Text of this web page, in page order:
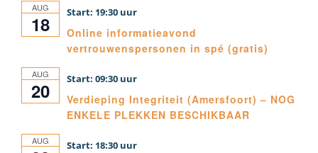
AUG
18 19:30
Online informatieavond
vertrouwenspersonen in spé (gratis)
AUG
20 09:30
Verdieping Integriteit (Amersfoort) – NOG
ENKELE PLEKKEN BESCHIKBAAR
AUG 18:30